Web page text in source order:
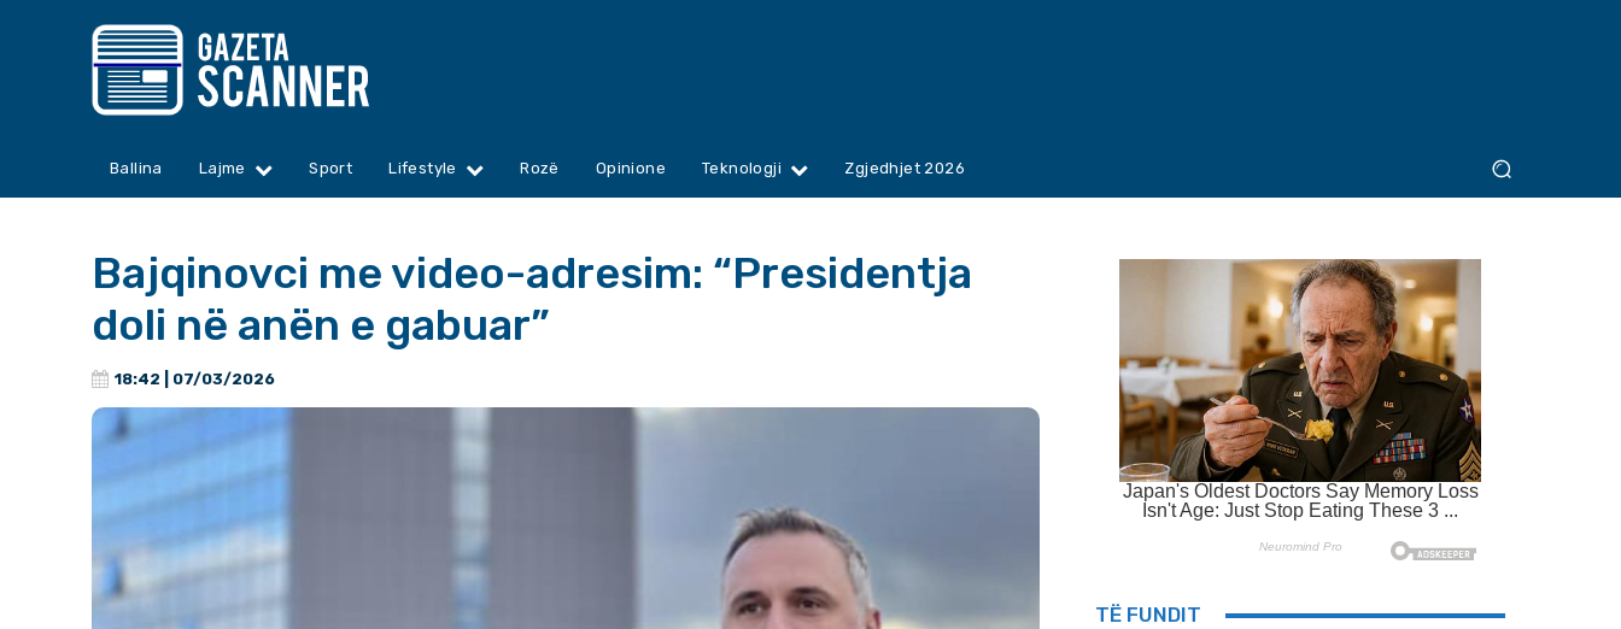
Ballina Lajme Sport Lifestyle Rozë Opinione Teknologji Zgjedhjet 2026
Bajqinovci me video-adresim: “Presidentja
doli në anën e gabuar”
18:42 | 07/03/2026
TË FUNDIT